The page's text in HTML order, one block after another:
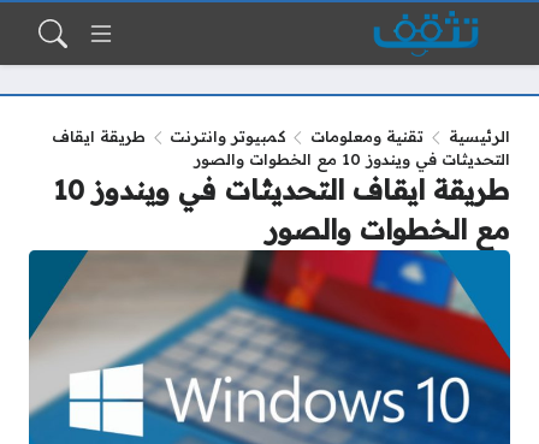
الرئيسية تقنية ومعلومات كمبيوتر وانترنت
طريقة ايقاف
التحديثات في ويندوز 10 مع الخطوات والصور
طريقة ايقاف التحديثات في ويندوز 10
مع الخطوات والصور